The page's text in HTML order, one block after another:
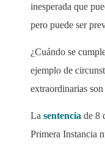
inesperada que
pero puede ser
¿Cuándo se
ejemplo de
extraordinarias
La sentencia de 8
Primera Instancia